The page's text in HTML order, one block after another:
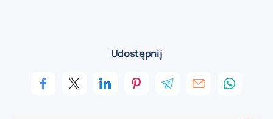
Udostępnij